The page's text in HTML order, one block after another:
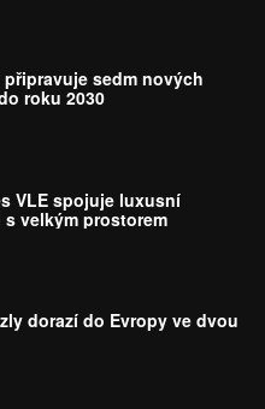
připravuje sedm nových
roku 2030
VLE spojuje luxusní
s velkým prostorem
dorazí do Evropy ve dvou